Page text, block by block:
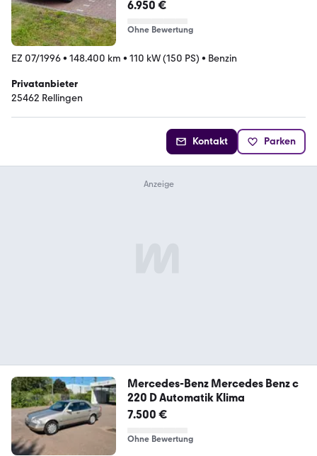
6.950 €
Ohne Bewertung
EZ 07/1996• 148.400 km • 110 kW (150 PS) • Benzin
Privatanbieter
25462 Rellingen
Kontakt Parken
Mercedes-Benz Mercedes Benz c
220 D Automatik Klima
7.500 €
Ohne Bewertung